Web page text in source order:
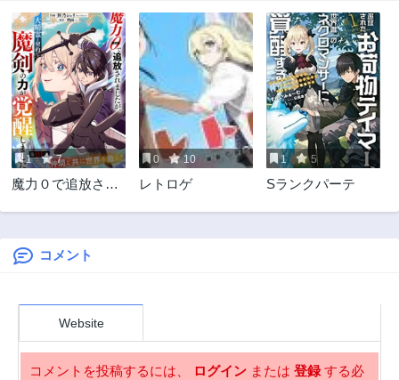
第186話
3年前
第185話
3年前
第184話
3年前
第183話
3年前
第182話
3年前
第181話
3年前
第180話
3年前
第179話
第178話 第177話
第176話
第174話
第172話
3年前
第171話
3年前
1 7
魔力０で追放され
が覚醒しました
0 10
レトロゲ
1 5
Sランクパーテ
コメント
Website
コメントを投稿するには、 ログイン または 登録する必